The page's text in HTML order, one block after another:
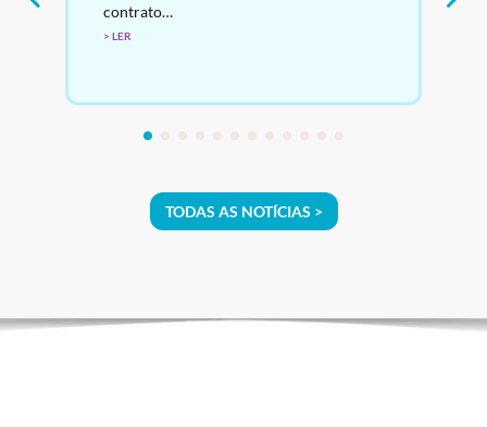
contrato…
TODAS AS NOTÍCIAS >